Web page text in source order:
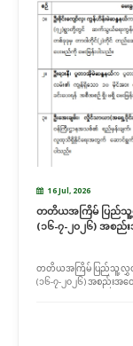
16 Jul, 2026
တတိယအကြိမ် ပြည်သူ့
(၁၆-၇-၂၀၂၆) အစည်
တတိယအကြိမ် ပြည်သူ့လွှတ်
(၁၆-၇-၂၀၂၆) အစည်းအဝ